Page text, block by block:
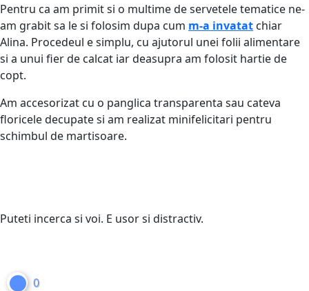
Pentru ca am primit si o multime de servetele tematice ne-
am grabit sa le si folosim dupa cum m-a invatat chiar
Alina. Procedeul e simplu, cu ajutorul unei folii alimentare
si a unui fier de calcat iar deasupra am folosit hartie de
copt.
Am accesorizat cu o panglica transparenta sau cateva
floricele decupate si am realizat minifelicitari pentru
schimbul de martisoare.
Puteti incerca si voi. E usor si distractiv.
0